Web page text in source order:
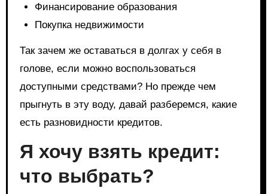
Финансирование образования
Покупка недвижимости
Так зачем же оставаться в долгах у себя в
голове, если можно воспользоваться
доступными средствами? Но прежде чем
прыгнуть в эту воду, давай разберемся, какие
есть разновидности кредитов.
Я хочу взять кредит:
что выбрать?